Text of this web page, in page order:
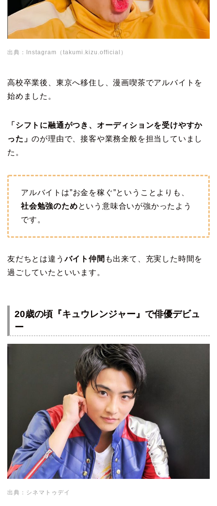
出典：Instagram（takumi.kizu.official）
高校卒業後、東京へ移住し、漫画喫茶でアルバイトを
始めました。
「シフトに融通がつき、オーディションを受けやすか
った」のが理由で、接客や業務全般を担当していまし
た。
アルバイトは”お金を稼ぐ”ということよりも、
社会勉強のためという意味合いが強かったよう
です。
友だちとは違うバイト仲間 も出来て、充実した時間を
過ごしていたといいます。
20歳の頃『キュウレンジャー』で俳優デビュ
ー
出典：シネマトゥデイ